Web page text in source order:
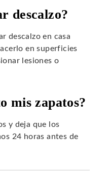
descalzo?
descalzo en casa
en superficies
lesiones o
mis zapatos?
y deja que los
24 horas antes de